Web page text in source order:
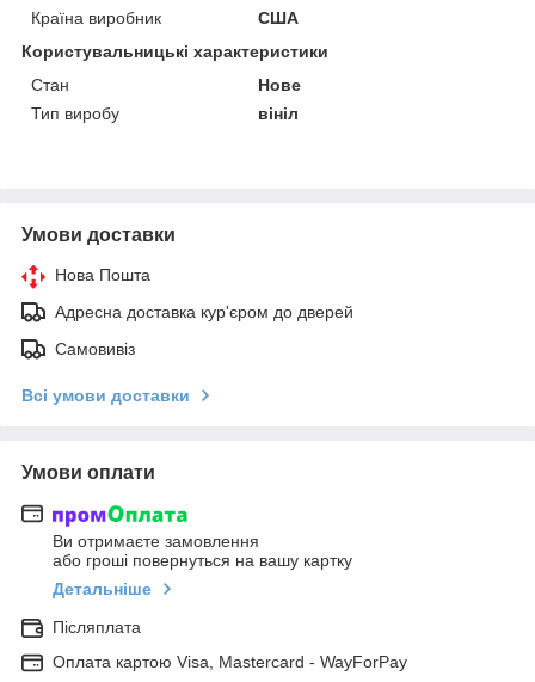
Країна виробник
США
Користувальницькі характеристики
Стан
Нове
Тип виробу
вініл
Умови доставки
Нова Пошта
Адресна доставка кур'єром до дверей
Самовивіз
Всі умови доставки
Умови оплати
Ви отримаєте замовлення
або гроші повернуться на вашу картку
Детальніше
Післяплата
Оплата картою Visa, Mastercard - WayForPay